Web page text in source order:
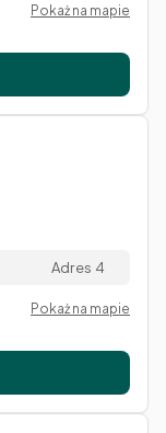
Pokaż na mapie
Adres 4
Pokaż na mapie